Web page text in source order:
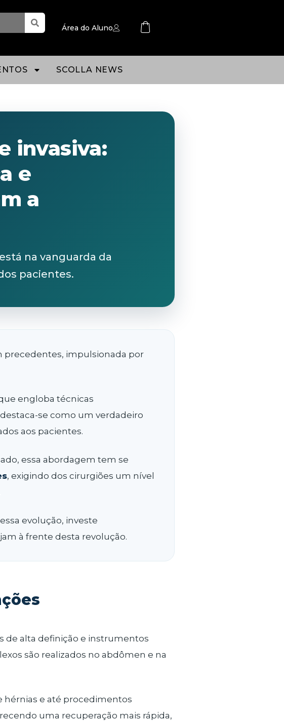
Área do Aluno
SCOLLA NEWS
invasiva:
e
a
na vanguarda da
pacientes.
precedentes, impulsionada por
engloba técnicas
se como um verdadeiro
aos pacientes.
essa abordagem tem se
, exigindo dos cirurgiões um nível
evolução, investe
à frente desta revolução.
de alta definição e instrumentos
são realizados no abdômen e na
hérnias e até procedimentos
uma recuperação mais rápida,